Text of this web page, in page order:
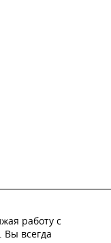
работу с
Вы всегда